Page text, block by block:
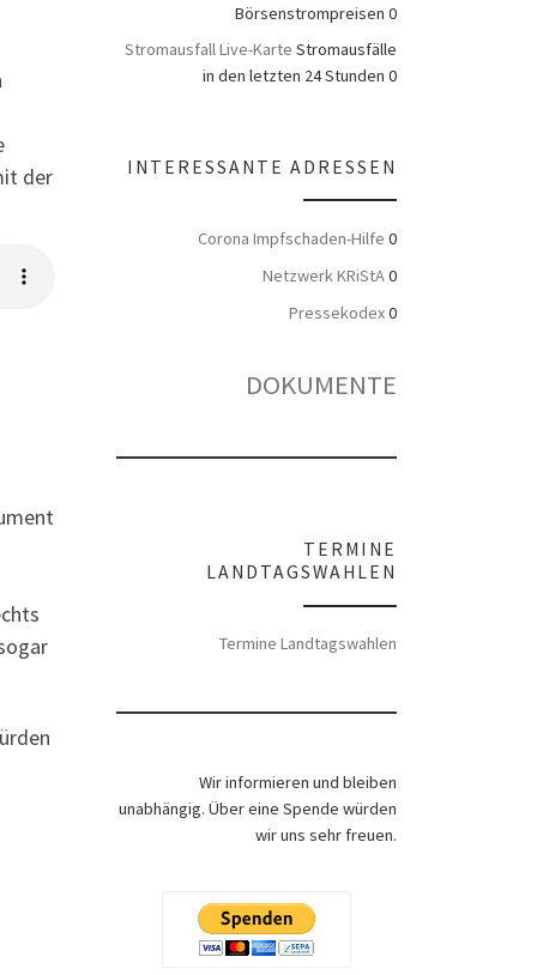
der
Börsenstrompreisen 0
Stromausfall Live-Karte Stromausfälle
in den letzten 24 Stunden 0
INTERESSANTE ADRESSEN
Corona Impfschaden-Hilfe 0
Netzwerk KRiStA0
Pressekodex0
DOKUMENTE
TERMINE
LANDTAGSWAHLEN
Termine Landtagswahlen
Wir informieren und bleiben
unabhängig. Über eine Spende würden
wir uns sehr freuen.